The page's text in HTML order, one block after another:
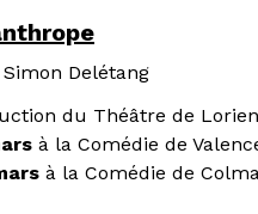
Delétang
du Théâtre de
à la Comédie de
à la Comédie de